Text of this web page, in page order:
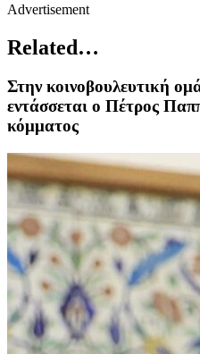
Advertisement
Related…
Στην κοινοβουλευτική
εντάσσεται ο Πέτρος
κόμματος